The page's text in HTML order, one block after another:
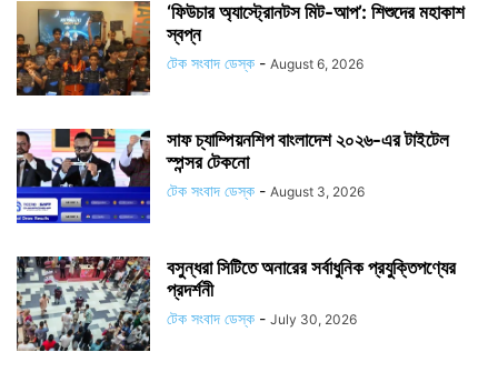
‘ফিউচার অ্যাস্ট্রোনটস মিট-আপ’: শিশুদের মহাকাশ
স্বপ্ন
টেক সংবাদ ডেস্ক - August 6, 2026
সাফ চ্যাম্পিয়নশিপ বাংলাদেশ ২০২৬-এর টাইটেল
স্পন্সর টেকনো
টেক সংবাদ ডেস্ক - August 3, 2026
বসুন্ধরা সিটিতে অনারের সর্বাধুনিক প্রযুক্তিপণ্যের
প্রদর্শনী
টেক সংবাদ ডেস্ক - July 30, 2026